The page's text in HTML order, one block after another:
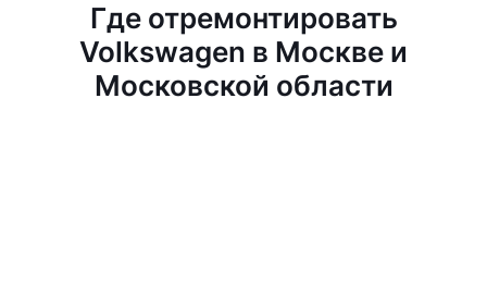
Где отремонтировать
Volkswagen в Москве и
Московской области